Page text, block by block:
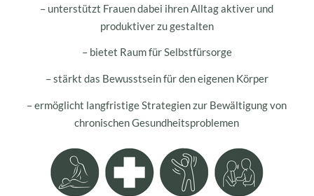
– unterstützt Frauen dabei ihren Alltag aktiver und
produktiver zu gestalten
– bietet Raum für Selbstfürsorge
– stärkt das Bewusstsein für den eigenen Körper
– ermöglicht langfristige Strategien zur Bewältigung von
chronischen Gesundheitsproblemen